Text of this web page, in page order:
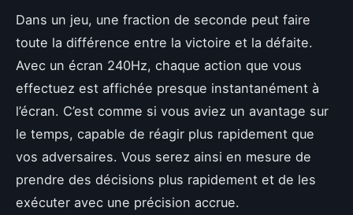
Dans un jeu, une fraction de seconde peut faire
toute la différence entre la victoire et la défaite.
Avec un écran 240Hz, chaque action que vous
effectuez est affichée presque instantanément à
l’écran. C’est comme si vous aviez un avantage sur
le temps, capable de réagir plus rapidement que
vos adversaires. Vous serez ainsi en mesure de
prendre des décisions plus rapidement et de les
exécuter avec une précision accrue.